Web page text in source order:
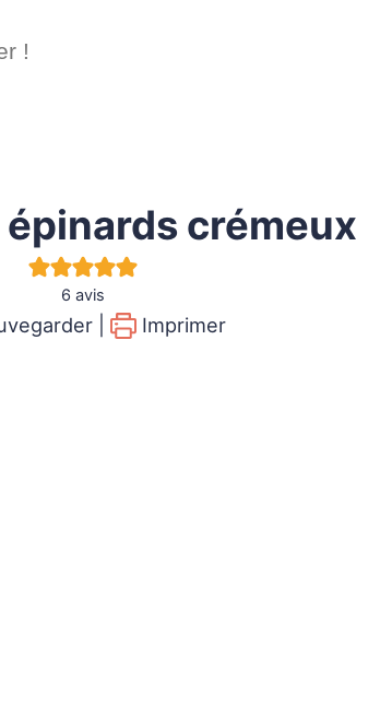
!
épinards crémeux
6 avis
| Imprimer